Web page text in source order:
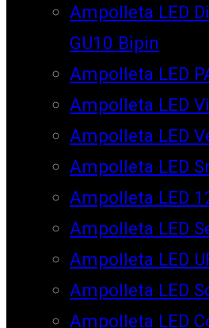
Ampolleta LED
GU10 Bipin
Ampolleta LED
Ampolleta LED
Ampolleta LED
Ampolleta LED
Ampolleta LED
Ampolleta LED
Ampolleta LED
Ampolleta LED
Ampolleta LED